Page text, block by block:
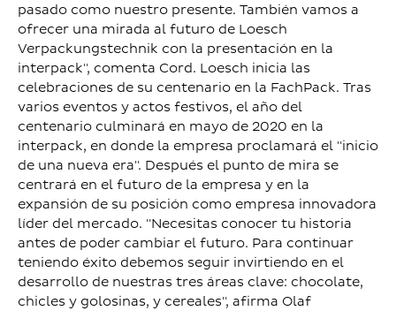
pasado como nuestro presente. También vamos a
ofrecer una mirada al futuro de Loesch
Verpackungstechnik con la presentación en la
interpack", comenta Cord. Loesch inicia las
celebraciones de su centenario en la FachPack. Tras
varios eventos y actos festivos, el año del
centenario culminará en mayo de 2020 en la
interpack, en donde la empresa proclamará el "inicio
de una nueva era". Después el punto de mira se
centrará en el futuro de la empresa y en la
expansión de su posición como empresa innovadora
líder del mercado. "Necesitas conocer tu historia
antes de poder cambiar el futuro. Para continuar
teniendo éxito debemos seguir invirtiendo en el
desarrollo de nuestras tres áreas clave: chocolate,
chicles y golosinas, y cereales", afirma Olaf